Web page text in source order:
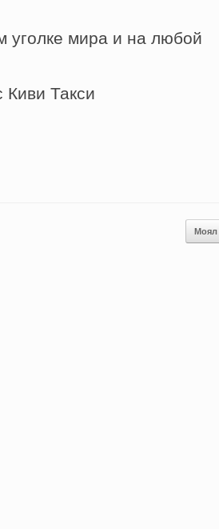
уголке мира и на любой
Такси
Моял